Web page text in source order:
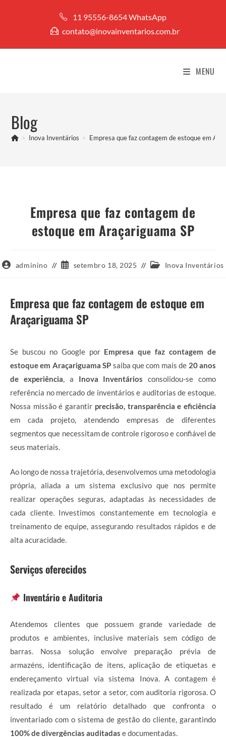
11 95556-8654 WhatsApp
contato@inovainventarios.com.br
MENU
Blog
> Inova Inventários > Empresa que faz contagem de estoque em
Empresa que faz contagem de
estoque em Araçariguama SP
Autoradminino
Postsetembro 18, 2025
Categoria
Inova Inventários
Empresa que faz contagem de estoque em
Araçariguama SP
Se buscou no Google por Empresa que faz contagem de
estoque em Araçariguama SP saiba que com mais de 20 anos
de experiência , a Inova Inventários consolidou-se como
referência no mercado de inventários e auditorias de estoque.
Nossa missão é garantir precisão, transparência e eficiência
em cada projeto, atendendo empresas de diferentes
segmentos que necessitam de controle rigoroso e confiável de
seus materiais.
Ao longo de nossa trajetória, desenvolvemos uma metodologia
própria, aliada a um sistema exclusivo que nos permite
realizar operações seguras, adaptadas às necessidades de
cada cliente. Investimos constantemente em tecnologia e
treinamento de equipe, assegurando resultados rápidos e de
alta acuracidade.
Serviços oferecidos
Inventário e Auditoria
Atendemos clientes que possuem grande variedade de
produtos e ambientes, inclusive materiais sem código de
barras. Nossa solução envolve preparação prévia de
armazéns, identificação de itens, aplicação de etiquetas e
endereçamento virtual via sistema Inova. A contagem é
realizada por etapas, setor a setor, com auditoria rigorosa. O
resultado é um relatório detalhado que confronta o
inventariado com o sistema de gestão do cliente, garantindo
100% de divergências auditadas e documentadas.